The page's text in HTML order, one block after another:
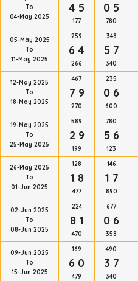
To
04-May 2025
4 5
177
0 5
780
05-May 2025
To
11-May 2025
259
6 4
266
348
5 7
340
12-May 2025
To
18-May 2025
467
7 9
270
235
0 6
600
19-May 2025
To
25-May 2025
589
2 9
199
780
5 6
123
26-May 2025
To
01-Jun 2025
128
1 8
477
146
1 7
890
02-Jun 2025
To
08-Jun 2025
224
8 1
470
677
0 6
358
09-Jun 2025
To
15-Jun 2025
169
6 0
479
490
3 7
340